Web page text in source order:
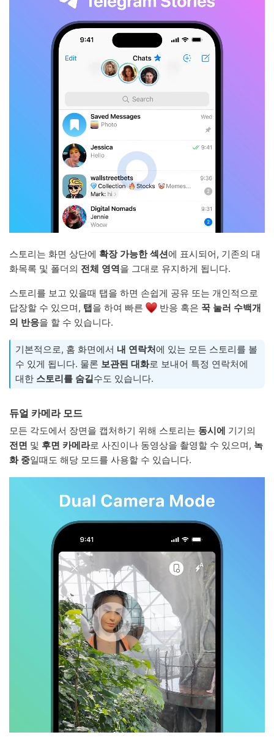
스토리는 화면 상단에 확장 가능한 섹션에 표시되어, 기존의 대
화목록 및 폴더의 전체 영역을 그대로 유지하게 됩니다.
스토리를 보고 있을때 탭을 하면 손쉽게 공유 또는 개인적으로
답장할 수 있으며, 탭을 하여 빠른 반응 혹은 꾹 눌러 수백개
의 반응을 할 수 있습니다.
기본적으로, 홈 화면에서 내 연락처에 있는 모든 스토리를 볼
수 있게 됩니다. 물론 보관된 대화로 보내어 특정 연락처에
대한 스토리를 숨길수도 있습니다.
듀얼 카메라 모드
모든 각도에서 장면을 캡처하기 위해 스토리는 동시에 기기의
전면 및 후면 카메라로 사진이나 동영상을 촬영할 수 있으며, 녹
화 중일때도 해당 모드를 사용할 수 있습니다.